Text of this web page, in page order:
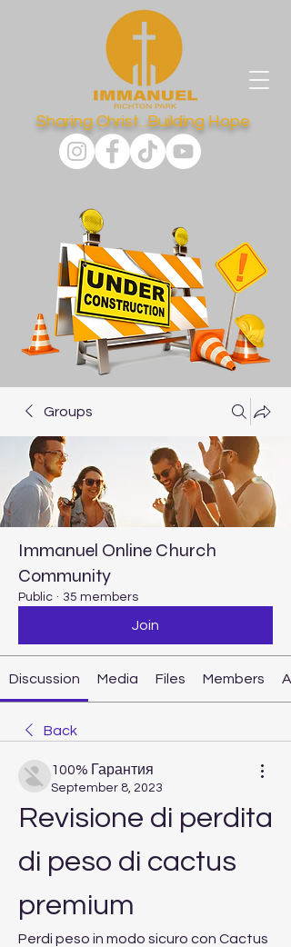
Sharing Christ...Building Hope
Groups
Immanuel Online Church
Community
Public · 35 members
Join
Discussion Media Files Members
Back
100% Гарантия
September 8, 2023
Revisione di perdita
di peso di cactus
premium
Perdi peso in modo sicuro con Cactus